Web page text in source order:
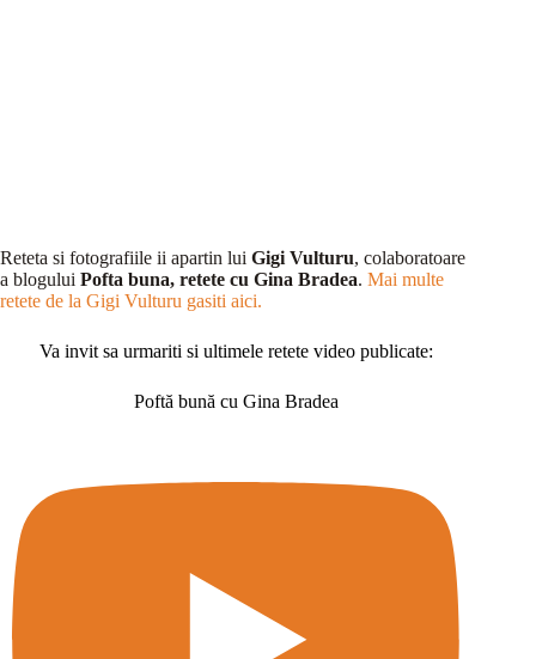
Reteta si fotografiile ii apartin lui Gigi Vulturu, colaboratoare
a blogului Pofta buna, retete cu Gina Bradea. Mai multe
retete de la Gigi Vulturu gasiti aici.
Va invit sa urmariti si ultimele retete video publicate:
Poftă bună cu Gina Bradea